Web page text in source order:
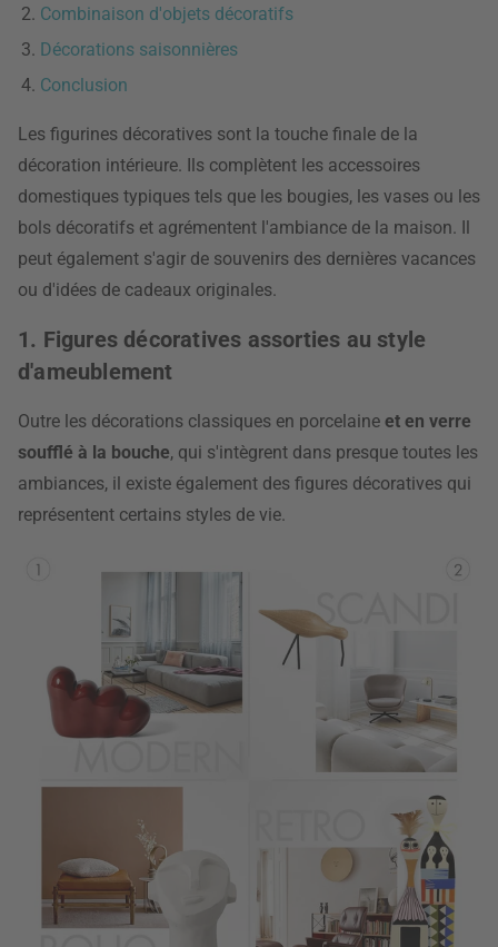
Combinaison d'objets décoratifs
Décorations saisonnières
Conclusion
Les figurines décoratives sont la touche finale de la
décoration intérieure. Ils complètent les accessoires
domestiques typiques tels que les bougies, les vases ou les
bols décoratifs et agrémentent l'ambiance de la maison. Il
peut également s'agir de souvenirs des dernières vacances
ou d'idées de cadeaux originales.
1. Figures décoratives assorties au style
d'ameublement
Outre les décorations classiques en porcelaine et en verre
soufflé à la bouche, qui s'intègrent dans presque toutes les
ambiances, il existe également des figures décoratives qui
représentent certains styles de vie.